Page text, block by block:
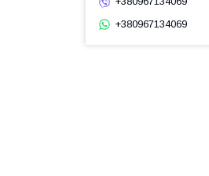
+380967134069